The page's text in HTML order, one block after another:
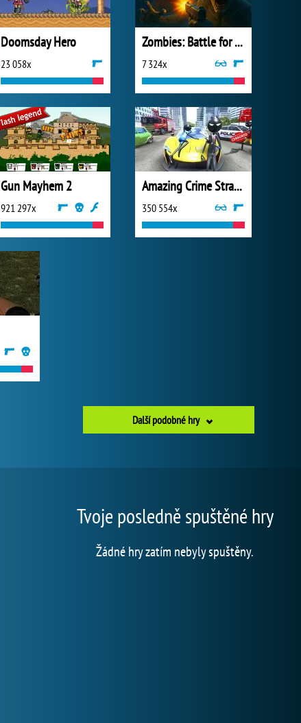
Doomsday Hero
23 058x
Zombies: Battle for Survival
7 324x
Gun Mayhem 2
921 297x
Amazing Crime Strange Stickman
350 554x
Další podobné hry
Tvoje posledně spuštěné hry
Žádné hry zatím nebyly spuštěny.